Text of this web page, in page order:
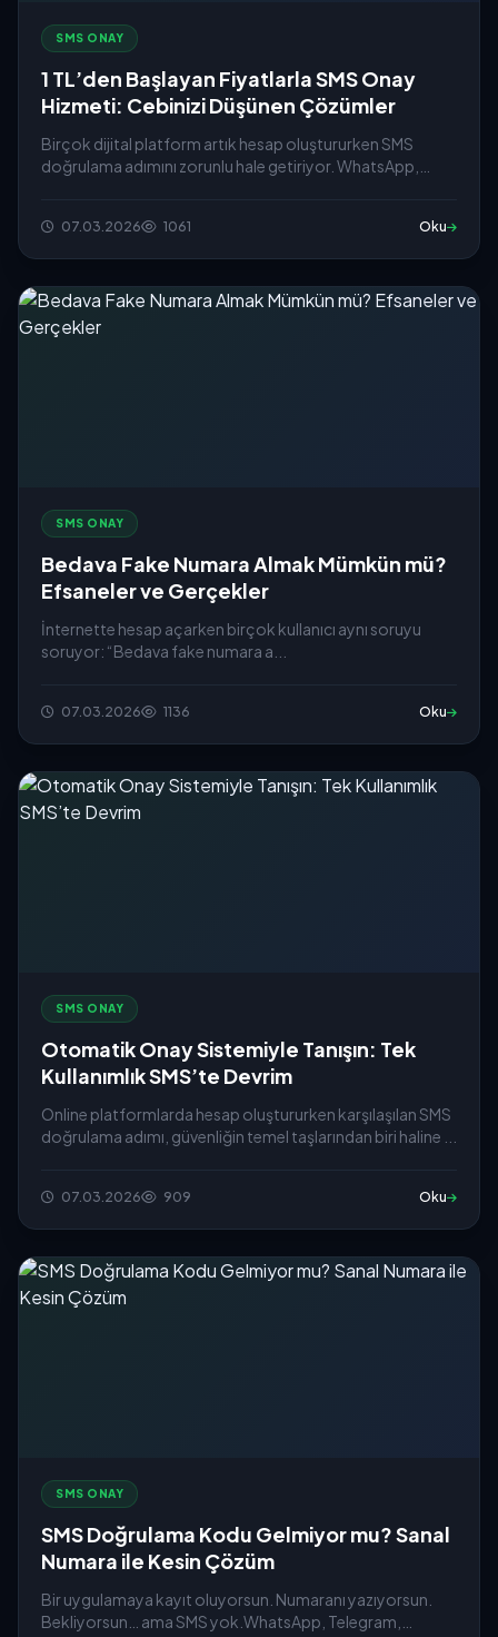
SMS ONAY
1 TL’den Başlayan Fiyatlarla SMS Onay
Hizmeti: Cebinizi Düşünen Çözümler
Birçok dijital platform artık hesap oluştururken SMS
doğrulama adımını zorunlu hale getiriyor. WhatsApp,
07.03.2026 1061 Oku
SMS ONAY
Bedava Fake Numara Almak Mümkün mü?
Efsaneler ve Gerçekler
İnternette hesap açarken birçok kullanıcı aynı soruyu
soruyor: “Bedava fake numara a...
07.03.2026 1136 Oku
SMS ONAY
Otomatik Onay Sistemiyle Tanışın: Tek
Kullanımlık SMS’te Devrim
Online platformlarda hesap oluştururken karşılaşılan SMS
doğrulama adımı, güvenliğin temel taşlarından biri haline ...
07.03.2026 909 Oku
SMS ONAY
SMS Doğrulama Kodu Gelmiyor mu? Sanal
Numara ile Kesin Çözüm
Bir uygulamaya kayıt oluyorsun. Numaranı yazıyorsun.
Bekliyorsun… ama SMS yok.WhatsApp, Telegram,